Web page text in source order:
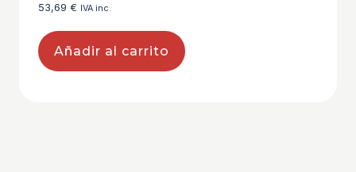
53,69 € IVA inc.
Añadir al carrito